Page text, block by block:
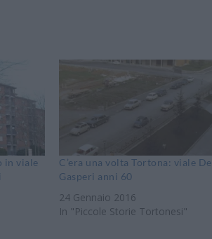
in viale
C’era una volta Tortona: viale De
Gasperi anni 60
24 Gennaio 2016
In "Piccole Storie Tortonesi"